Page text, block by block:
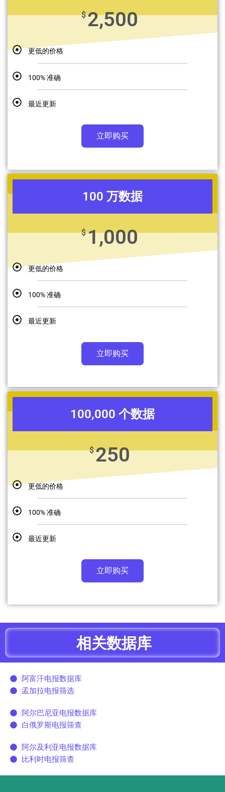
$2,500
更低的价格
100% 准确
最近更新
立即购买
100 万数据
$1,000
更低的价格
100% 准确
最近更新
立即购买
100,000 个数据
$250
更低的价格
100% 准确
最近更新
立即购买
相关数据库
阿富汗电报数据库
孟加拉电报筛选
阿尔巴尼亚电报数据库
白俄罗斯电报筛查
阿尔及利亚电报数据库
比利时电报筛查